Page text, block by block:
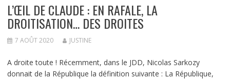
L’ŒIL DE CLAUDE : EN RAFALE, LA
DROITISATION… DES DROITES
7 AOÛT 2020 JUSTINE
A droite toute ! Récemment, dans le JDD, Nicolas Sarkozy
donnait de la République la définition suivante : La République,